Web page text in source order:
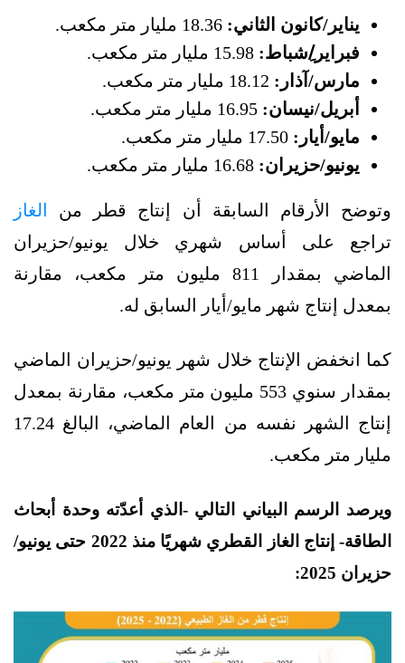
يناير/كانون الثاني:
فبراير/ِشباط:
مارس/آذار:
أبريل/نيسان:
مايو/أيار:
يونيو/حزيران:
وتوضح الأرقام السابقة أن إنتاج قطر من
الغاز
تراجع على أساس شهري خلال يونيو/حزيران
الماضي بمقدار 811 مليون متر مكعب، مقارنة
بمعدل إنتاج شهر مايو/أيار السابق له.
كما انخفض الإنتاج خلال شهر يونيو/حزيران الماضي
بمقدار سنوي 553 مليون متر مكعب، مقارنة بمعدل
إنتاج الشهر نفسه من العام الماضي، البالغ 17.24
مليار متر مكعب.
ويرصد الرسم البياني التالي -الذي أعدّته وحدة أبحاث
الطاقة- إنتاج الغاز القطري شهريًا منذ 2022 حتى يونيو/
حزيران 2025: